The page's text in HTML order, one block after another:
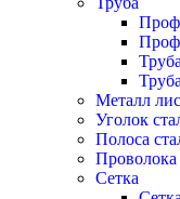
Металл
Уголок
Полоса
Проволока
Сетка